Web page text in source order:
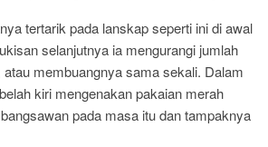
tertarik pada lanskap seperti ini di awal
selanjutnya ia mengurangi jumlah
membuangnya sama sekali. Dalam
kiri mengenakan pakaian merah
pada masa itu dan tampaknya